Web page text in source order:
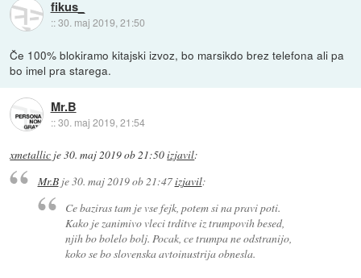
fikus_
::30. maj 2019, 21:50
Če 100% blokiramo kitajski izvoz, bo marsikdo brez telefona ali pa
bo imel pra starega.
Mr.B
::30. maj 2019, 21:54
xmetallic je30. maj 2019 ob 21:50izjavil:
Mr.Bje30. maj 2019 ob 21:47izjavil:
Ce baziras tam je vse fejk, potem si na pravi poti.
Kako je zanimivo vleci trditve iz trumpovih besed,
njih bo bolelo bolj. Pocak, ce trumpa ne odstranijo,
koko se bo slovenska avtoinustrija obnesla.